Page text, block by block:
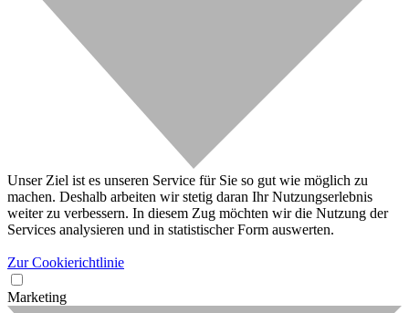
Unser Ziel ist es unseren Service für Sie so gut wie möglich zu
machen. Deshalb arbeiten wir stetig daran Ihr Nutzungserlebnis
weiter zu verbessern. In diesem Zug möchten wir die Nutzung der
Services analysieren und in statistischer Form auswerten.
Zur Cookierichtlinie
Marketing